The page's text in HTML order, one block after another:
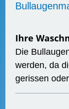
Ihre
Die
werden, da
gerissen